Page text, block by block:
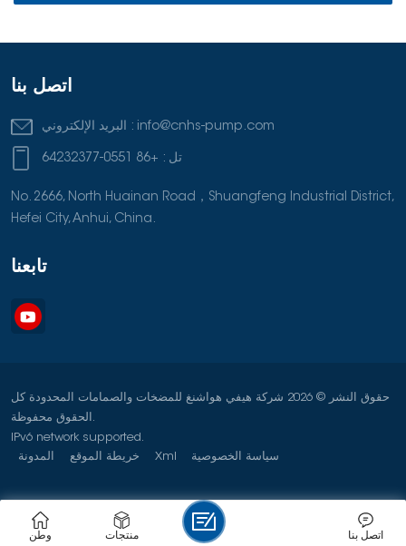
اتصل بنا
البريد الإلكتروني : info@cnhs-pump.com
تل : +86 0551-64232377
No. 2666, North Huainan Road，Shuangfeng Industrial District,
Hefei City, Anhui, China.
تابعنا
حقوق النشر © 2026 شركة هيفي هواشنغ للمضخات والصمامات المحدودة كل
الحقوق محفوظة.
IPv6 network supported.
المدونة
خريطة الموقع Xml سياسة الخصوصية
وطن منتجات اتصل بنا